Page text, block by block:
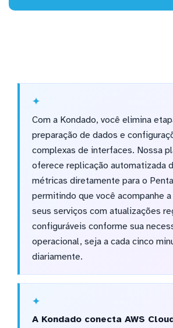
Com a Kondado, você elimina
preparação de dados e
complexas de interfaces. Nossa
oferece replicação automatizada
métricas diretamente para o
permitindo que você acompanhe
seus serviços com atualizações
configuráveis conforme sua
operacional, seja a cada cinco
diariamente.
A Kondado conecta AWS